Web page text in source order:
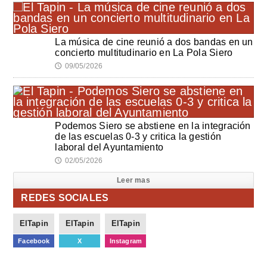
La música de cine reunió a dos bandas en un
concierto multitudinario en La Pola Siero
🕔 09/05/2026
Podemos Siero se abstiene en la integración
de las escuelas 0-3 y critica la gestión
laboral del Ayuntamiento
🕔 02/05/2026
Leer mas
REDES SOCIALES
ElTapin
Facebook
ElTapin
X
ElTapin
Instagram